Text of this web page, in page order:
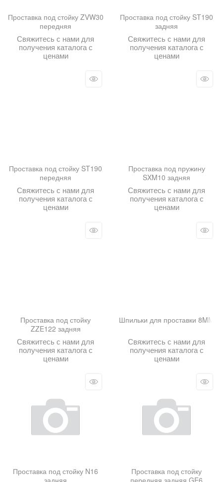
Проставка под стойку ZVW30
передняя
Свяжитесь с нами для
получения каталога с
ценами
Проставка под стойку ST190
задняя
Свяжитесь с нами для
получения каталога с
ценами
Проставка под стойку ST190
передняя
Свяжитесь с нами для
получения каталога с
ценами
Проставка под пружину
SXM10 задняя
Свяжитесь с нами для
получения каталога с
ценами
Проставка под стойку
ZZE122 задняя
Свяжитесь с нами для
получения каталога с
ценами
Шпильки для проставки 8MM
Свяжитесь с нами для
получения каталога с
ценами
Проставка под стойку N16
задняя
Проставка под стойку
передняя задняя GE6